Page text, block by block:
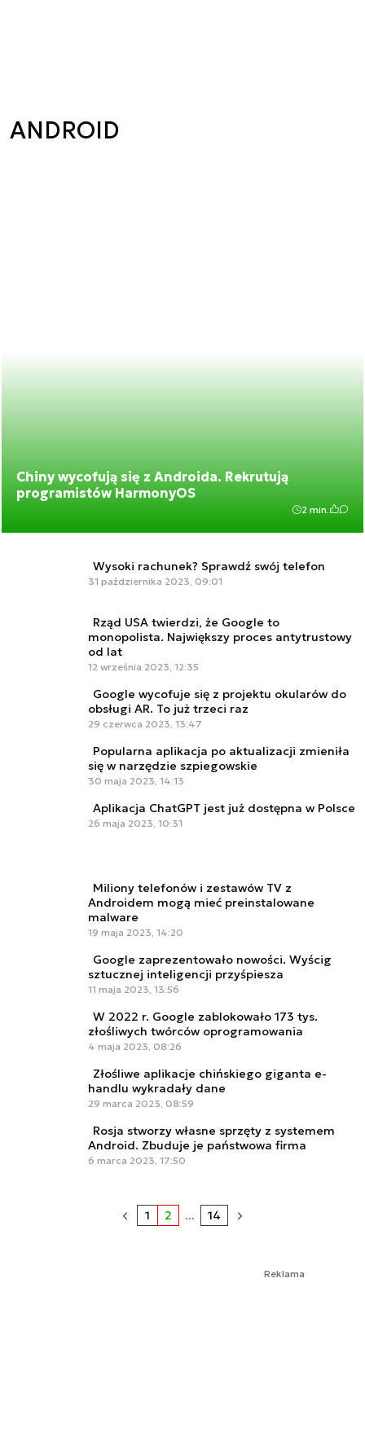
ANDROID
Chiny wycofują się z Androida. Rekrutują
programistów HarmonyOS
2 min.
Wysoki rachunek? Sprawdź swój telefon
31 października 2023, 09:01
Rząd USA twierdzi, że Google to
monopolista. Największy proces antytrustowy
od lat
12 września 2023, 12:35
Google wycofuje się z projektu okularów do
obsługi AR. To już trzeci raz
29 czerwca 2023, 13:47
Popularna aplikacja po aktualizacji zmieniła
się w narzędzie szpiegowskie
30 maja 2023, 14:13
Aplikacja ChatGPT jest już dostępna w Polsce
26 maja 2023, 10:31
Miliony telefonów i zestawów TV z
Androidem mogą mieć preinstalowane
malware
19 maja 2023, 14:20
Google zaprezentowało nowości. Wyścig
sztucznej inteligencji przyśpiesza
11 maja 2023, 13:56
W 2022 r. Google zablokowało 173 tys.
złośliwych twórców oprogramowania
4 maja 2023, 08:26
Złośliwe aplikacje chińskiego giganta e-
handlu wykradały dane
29 marca 2023, 08:59
Rosja stworzy własne sprzęty z systemem
Android. Zbuduje je państwowa firma
6 marca 2023, 17:50
1 2 ... 14
Reklama